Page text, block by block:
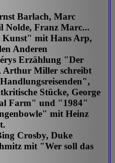
Barlach, Marc
Nolde, Franz Marc...
Kunst" mit Hans Arp,
Anderen
Erzählung "Der
Arthur Miller schreibt
Stücke, George
Farm" und "1984"
mit Heinz
Crosby, Duke
mit "Wer soll das